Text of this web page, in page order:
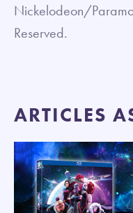
Nickelodeon/
Reserved.
ARTICLES